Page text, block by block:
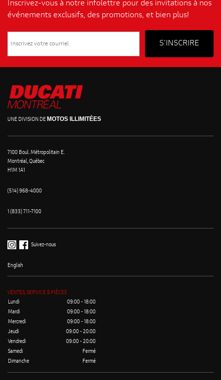
Inscrivez-vous à notre infolettre pour des invitations à nos
événements exclusifs, des promotions, et bien plus!
UNE DIVISION DE MOTOS ILLIMITÉES
7100 Boul. Métropolitain E.
Montréal, Québec
H1M 1A1
(514) 968-4000
1 (833) 711-7100
Suivez-nous
English
VENTES, SERVICE & PIÈCES
Lundi
09:00 - 18:00
Mardi
09:00 - 18:00
Mercredi
09:00 - 18:00
Jeudi
09:00 - 20:00
Vendredi
09:00 - 20:00
Samedi
Fermé
Dimanche
Fermé